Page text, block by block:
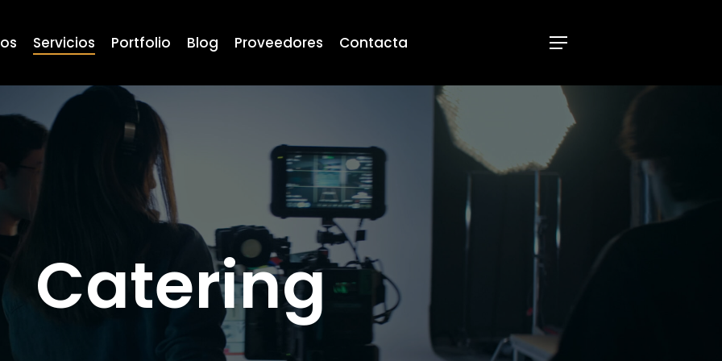
Servicios Portfolio Blog Proveedores Contacta Menu
Catering